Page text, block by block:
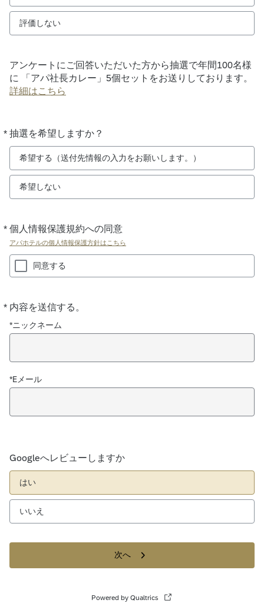
評価しない
アンケートにご回答いただいた方から抽選で年間100名様
に 「アパ社長カレー」5個セットをお送りしております。
詳細はこちら
* 抽選を希望しますか？
必
須
希望する（送付先情報の入力をお願いします。）
希望しない
* 個人情報保護規約への同意
アパホテルの個人情報保護方針はこちら
必
須
同意する
* 内容を送信する。
必
須
*ニックネーム
*Eメール
Googleへレビューしますか
はい
いいえ
次へ
Powered by Qualtrics